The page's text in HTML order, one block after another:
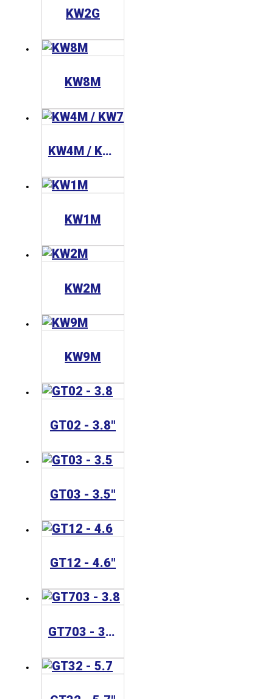
KW2G
KW8M
KW4M / KW7M
KW1M
KW2M
KW9M
GT02 - 3.8"
GT03 - 3.5"
GT12 - 4.6"
GT703 - 3.8" GT704 - 4.7"